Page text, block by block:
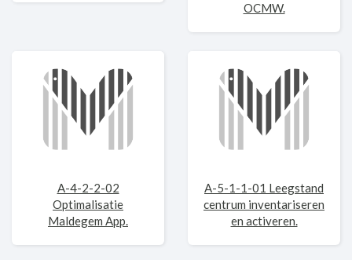
OCMW.
A-4-2-2-02
Optimalisatie
Maldegem App.
A-5-1-1-01 Leegstand
centrum inventariseren
en activeren.